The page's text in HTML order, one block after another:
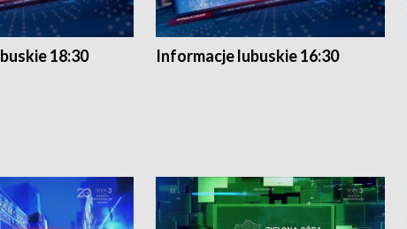
18:30 Informacje lubuskie 16:30